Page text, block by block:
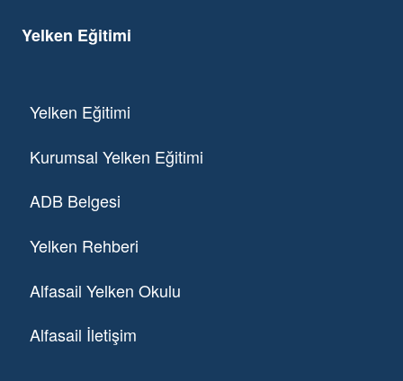
Yelken Eğitimi
Yelken Eğitimi
Kurumsal Yelken Eğitimi
ADB Belgesi
Yelken Rehberi
Alfasail Yelken Okulu
Alfasail İletişim